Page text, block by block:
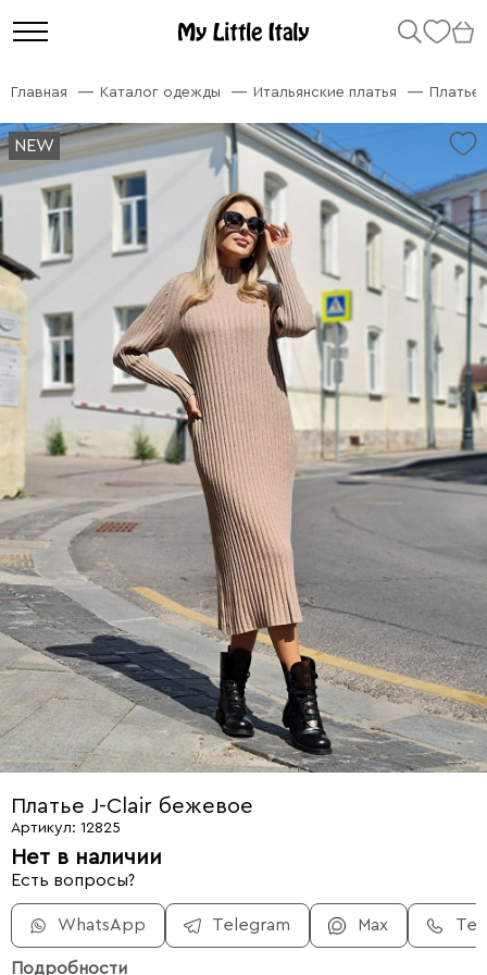
Главная Каталог одежды Итальянские платья Платье
NEW
NEW
Платье J-Clair бежевое
Артикул: 12825
Нет в наличии
Есть вопросы?
WhatsApp Telegram Max
Подробности